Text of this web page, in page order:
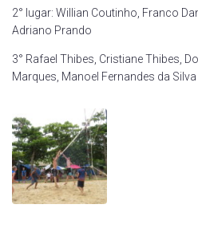
2° lugar: Willian Coutinho, Franco
Adriano Prando
3° Rafael Thibes, Cristiane Thibes,
Marques, Manoel Fernandes da